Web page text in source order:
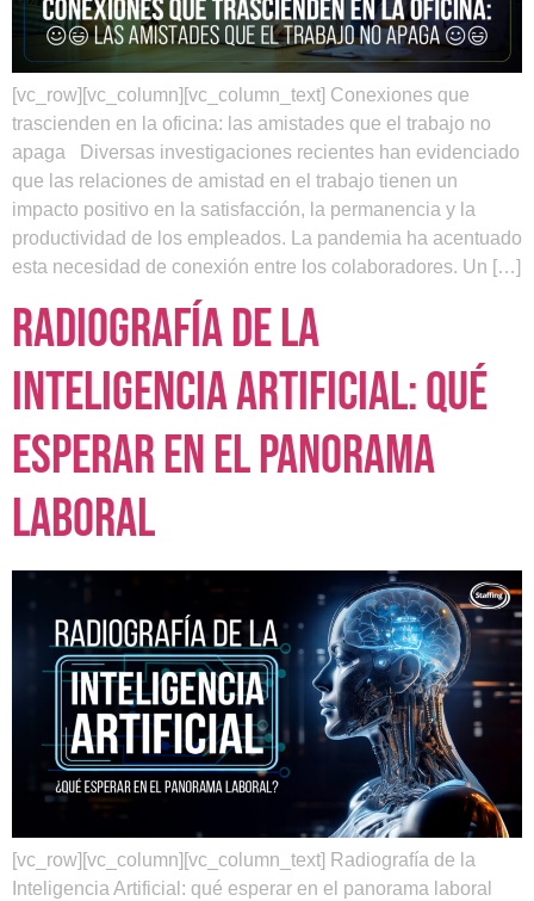
[vc_row][vc_column][vc_column_text] Conexiones que
trascienden en la oficina: las amistades que el trabajo no
apaga Diversas investigaciones recientes han evidenciado
que las relaciones de amistad en el trabajo tienen un
impacto positivo en la satisfacción, la permanencia y la
productividad de los empleados. La pandemia ha acentuado
esta necesidad de conexión entre los colaboradores. Un […]
Radiografía de la
Inteligencia Artificial: qué
esperar en el panorama
laboral
[vc_row][vc_column][vc_column_text] Radiografía de la
Inteligencia Artificial: qué esperar en el panorama laboral